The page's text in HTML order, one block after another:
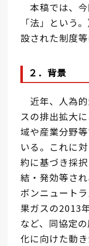
本稿では、今
「法」という
設された制度等
２．背景
近年、人為
スの排出拡大
域や産業分野
いる。これに
約に基づき採
結・発効等さ
ボンニュート
果ガスの2013
など、同協定
化に向けた動き